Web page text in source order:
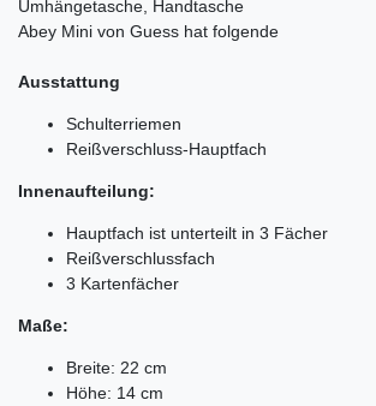
Umhängetasche, Handtasche
Abey Mini von Guess hat folgende
Ausstattung
Schulterriemen
Reißverschluss-Hauptfach
Innenaufteilung:
Hauptfach ist unterteilt in 3 Fächer
Reißverschlussfach
3 Kartenfächer
Maße:
Breite: 22 cm
Höhe: 14 cm